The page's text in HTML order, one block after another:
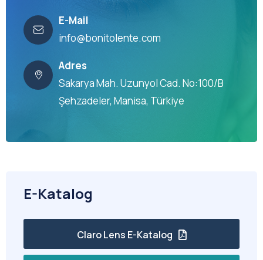
E-Mail
info@bonitolente.com
Adres
Sakarya Mah. Uzunyol Cad. No:100/B
Şehzadeler, Manisa, Türkiye
E-Katalog
Claro Lens E-Katalog